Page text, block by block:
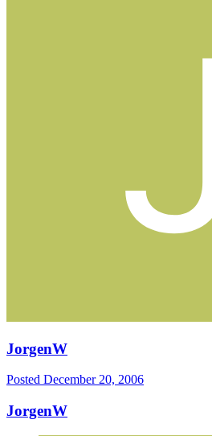
JorgenW
Posted December 20, 2006
JorgenW